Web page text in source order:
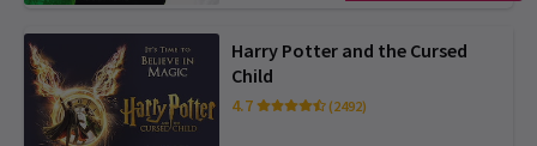
Harry Potter and the Cursed
Child
4.7 (2492)